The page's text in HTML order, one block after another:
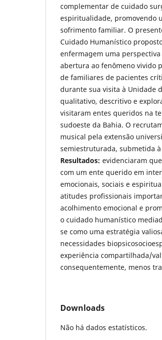
complementar de cuidado
espiritualidade, promovendo
sofrimento familiar. O
Cuidado Humanístico
enfermagem uma
abertura ao fenômeno vivido
de familiares de pacientes
durante sua visita à Unidade
qualitativo, descritivo e
visitaram entes queridos na
sudoeste da Bahia. O
musical pela extensão
semiestruturada, submetida
Resultados: evidenciaram
com um ente querido em
emocionais, sociais e
atitudes profissionais
acolhimento emocional e
o cuidado humanístico
se como uma estratégia
necessidades
experiência compartilhada/
consequentemente, menos
Downloads
Não há dados estatísticos.